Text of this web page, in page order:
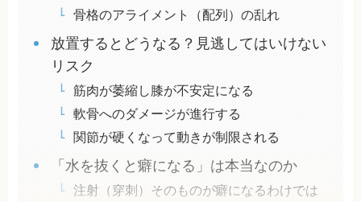
骨格のアライメント（配列）の乱れ
放置するとどうなる？見逃してはいけない
リスク
筋肉が萎縮し膝が不安定になる
軟骨へのダメージが進行する
関節が硬くなって動きが制限される
「水を抜くと癖になる」は本当なのか
注射（穿刺）そのものが癖になるわけでは